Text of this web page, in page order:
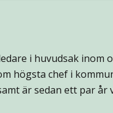
i huvudsak inom
högsta chef i
är sedan ett par